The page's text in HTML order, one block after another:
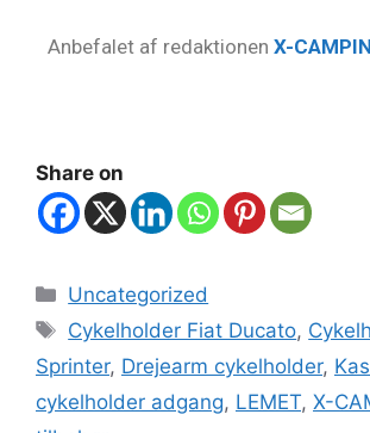
Anbefalet af redaktionen X-
Share on
Uncategorized
Cykelholder Fiat Ducato,
Sprinter, Drejearm cykelholder,
cykelholder adgang, LEMET, X-